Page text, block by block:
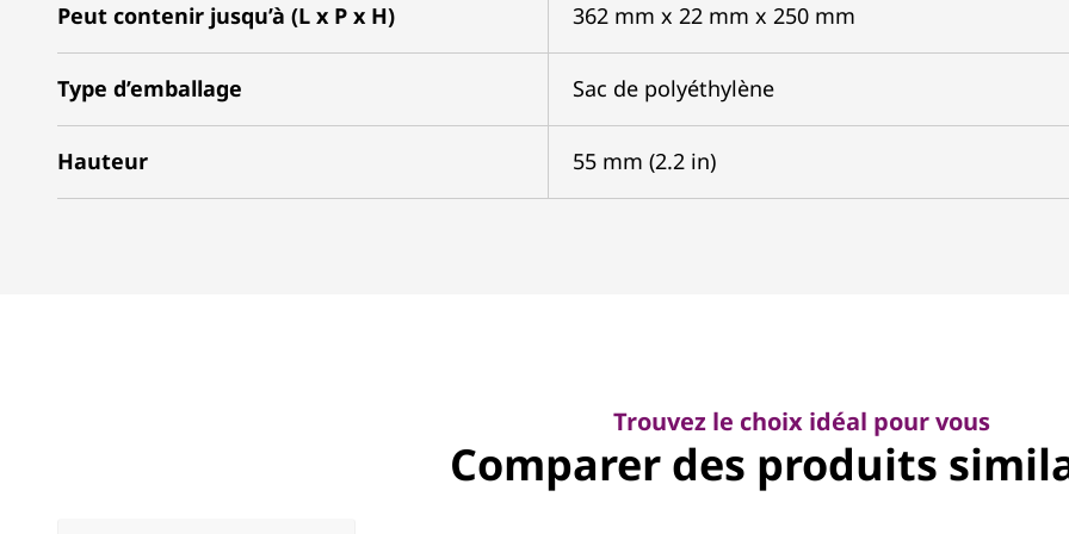
Peut contenir jusqu’à (L x P x H) 362 mm x 22 mm x 250 mm
Type d’emballage Sac de polyéthylène
Hauteur 55 mm (2.2 in)
Trouvez le choix idéal pour vous
Comparer des produits